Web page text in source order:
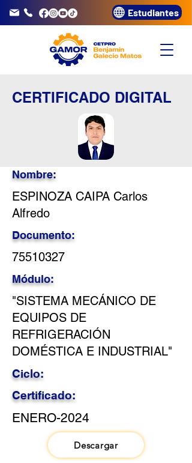
3320072 Estudiantes
CERTIFICADO DIGITAL
Nombre:
ESPINOZA CAIPA Carlos
Alfredo
Documento:
75510327
Módulo:
"SISTEMA MECÁNICO DE
EQUIPOS DE
REFRIGERACIÓN
DOMÉSTICA E INDUSTRIAL"
Ciclo:
Certificado:
ENERO-2024
Descargar